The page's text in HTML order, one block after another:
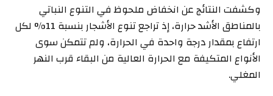
وكشفت النتائج عن انخفاض ملحوظ في التنوع النباتي
بالمناطق الأشد حرارة، إذ تراجع تنوع الأشجار بنسبة 11% لكل
ارتفاع بمقدار درجة واحدة في الحرارة، ولم تتمكن سوى
الأنواع المتكيفة مع الحرارة العالية من البقاء قرب النهر
المغلي.